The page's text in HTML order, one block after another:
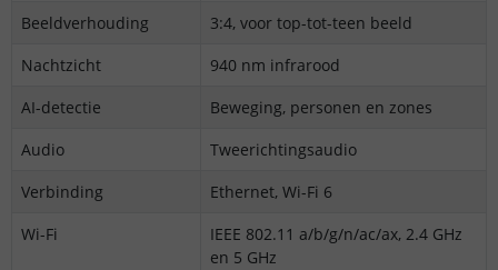
Beeldverhouding
3:4, voor top-tot-teen beeld
Nachtzicht
940 nm infrarood
AI-detectie
Beweging, personen en zones
Audio
Tweerichtingsaudio
Verbinding
Ethernet, Wi-Fi 6
Wi-Fi
IEEE 802.11 a/b/g/n/ac/ax, 2.4 GHz
en 5 GHz